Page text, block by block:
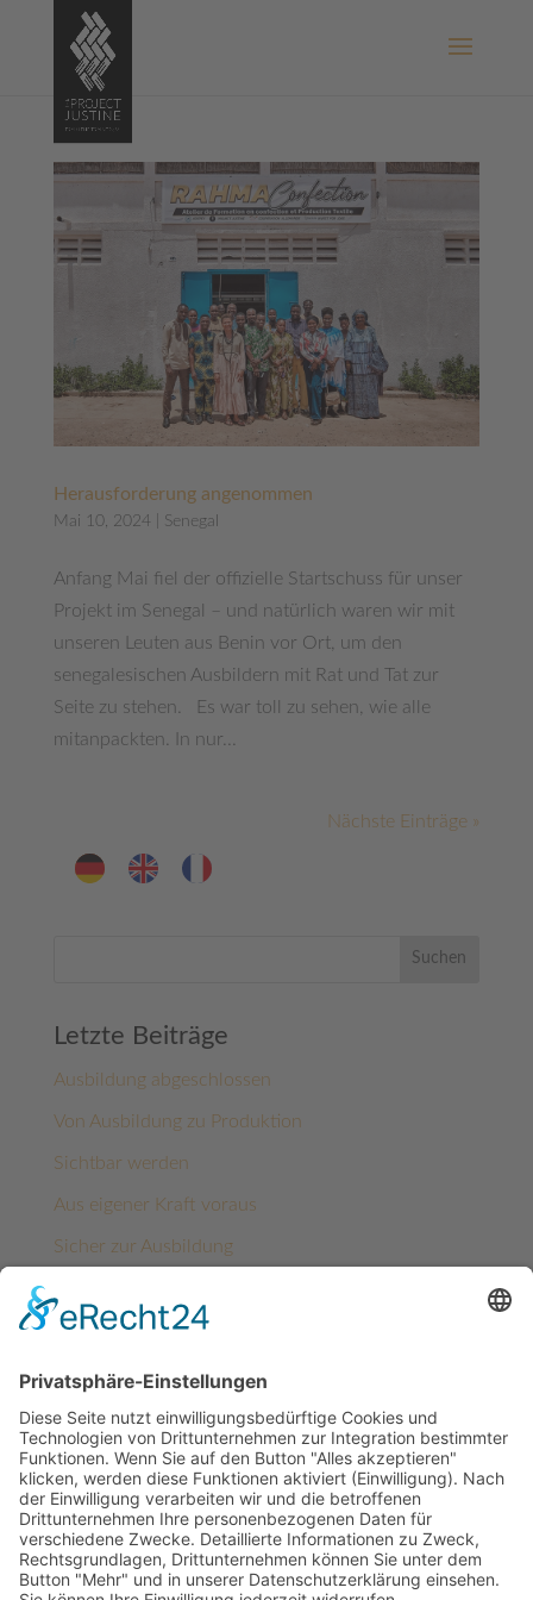
Herausforderung angenommen
Mai 10, 2024 Senegal
Anfang Mai fiel der offizielle Startschuss für unser
Projekt im Senegal – und natürlich waren wir mit
unseren Leuten aus Benin vor Ort, um den
senegalesischen Ausbildern mit Rat und Tat zur
Seite zu stehen. Es war toll zu sehen, wie alle
mitanpackten. In nur...
Nächste Einträge »
Suchen
Letzte Beiträge
Ausbildung abgeschlossen
Von Ausbildung zu Produktion
Sichtbar werden
Aus eigener Kraft voraus
Sicher zur Ausbildung
Architektur
Benin
Benin
Förderprojekte